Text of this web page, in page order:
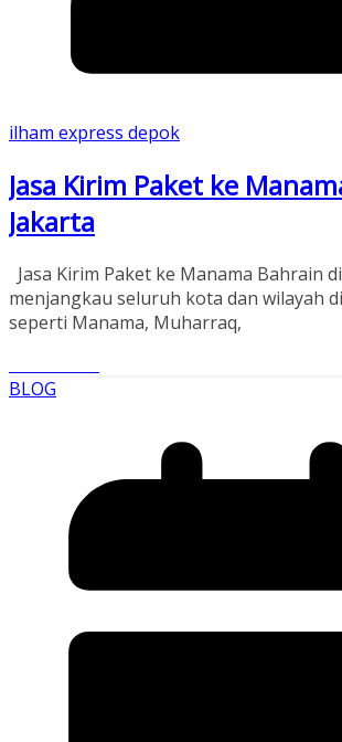
ilham express depok
Jasa Kirim Paket ke
Jakarta
Jasa Kirim Paket ke Manama Bahrain
menjangkau seluruh kota dan wilayah
seperti Manama, Muharraq,
BLOG